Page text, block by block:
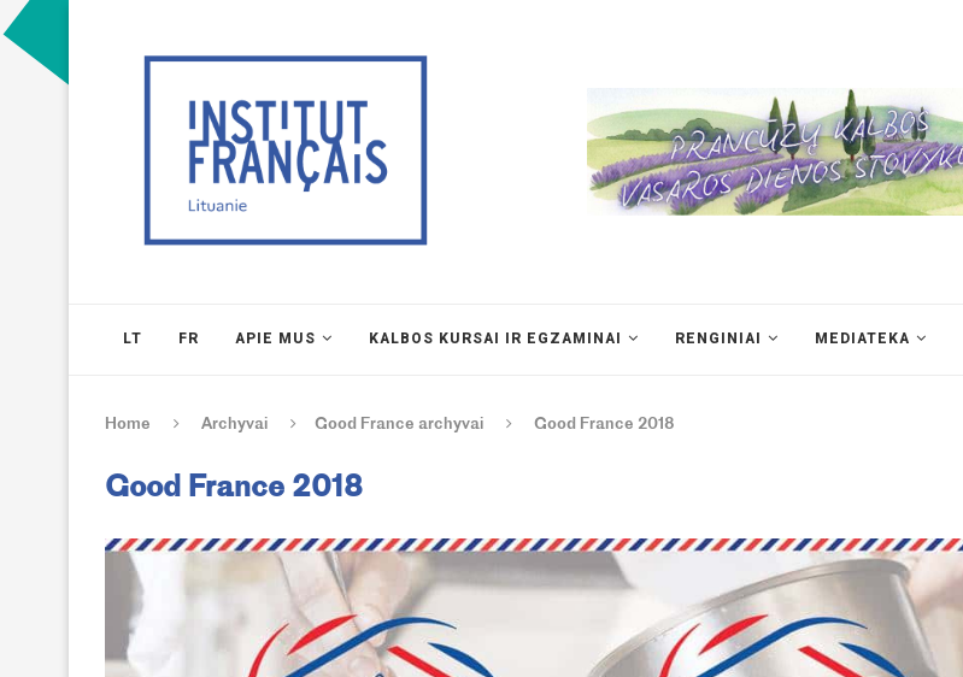
LT FR APIE MUS KALBOS KURSAI IR EGZAMINAI RENGINIAI MEDIATEKA
Home Archyvai Good France archyvai Good France 2018
Good France 2018